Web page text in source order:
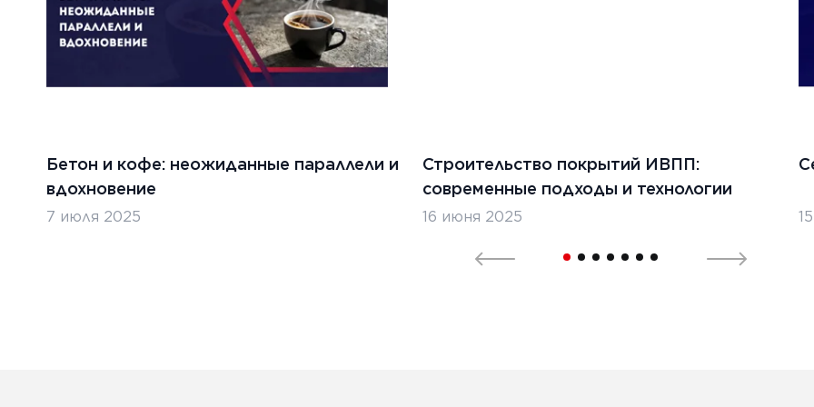
ЧИТАТЬ
Бетон и кофе: неожиданные параллели и
вдохновение
7 июля 2025
Строительство покрытий ИВПП:
современные подходы и технологии
16 июня 2025